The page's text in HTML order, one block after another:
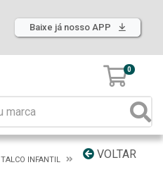
Baixe já nosso APP
0
VOLTAR
TALCO INFANTIL